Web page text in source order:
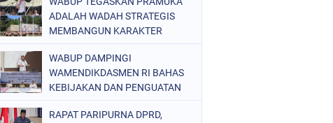
ADALAH WADAH STRATEGIS
MEMBANGUN KARAKTER
WABUP DAMPINGI
WAMENDIKDASMEN RI BAHAS
KEBIJAKAN DAN PENGUATAN
SUKABUMI
RAPAT PARIPURNA DPRD,